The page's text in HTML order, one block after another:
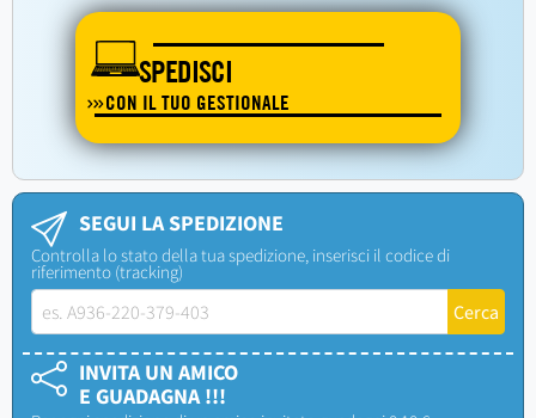
SPEDISCI
CON IL TUO GESTIONALE
SEGUI LA SPEDIZIONE
Controlla lo stato della tua spedizione, inserisci il codice di
riferimento (tracking)
INVITA UN AMICO
E GUADAGNA !!!